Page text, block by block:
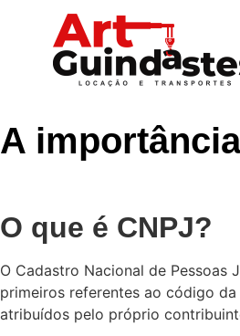
A
O que é CNPJ?
O Cadastro Nacional de Pessoas
primeiros referentes ao código
atribuídos pelo próprio